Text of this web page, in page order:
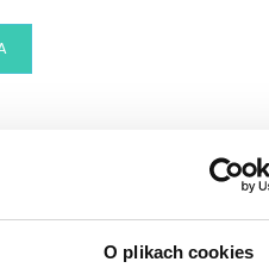
O plikach cookies